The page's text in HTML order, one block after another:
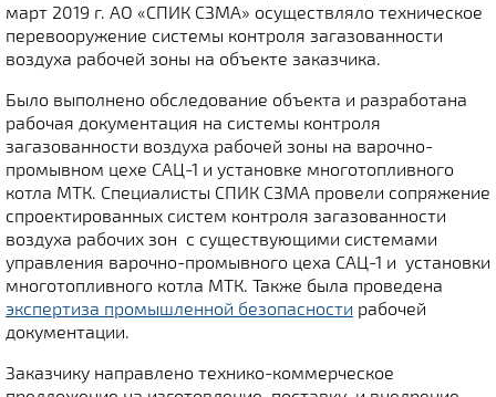
март 2019 г. АО «СПИК СЗМА» осуществляло техническое
перевооружение системы контроля загазованности
воздуха рабочей зоны на объекте заказчика.
Было выполнено обследование объекта и разработана
рабочая документация на системы контроля
загазованности воздуха рабочей зоны на варочно-
промывном цехе САЦ-1 и установке многотопливного
котла МТК. Специалисты СПИК СЗМА провели сопряжение
спроектированных систем контроля загазованности
воздуха рабочих зон с существующими системами
управления варочно-промывного цеха САЦ-1 и установки
многотопливного котла МТК. Также была проведена
экспертиза промышленной безопасности рабочей
документации.
Заказчику направлено технико-коммерческое